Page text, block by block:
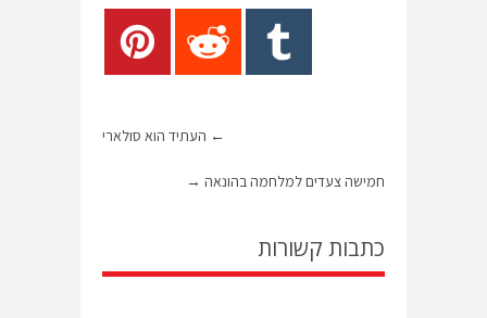
← העתיד הוא סולארי
חמישה צעדים למלחמה בהונאה →
כתבות קשורות